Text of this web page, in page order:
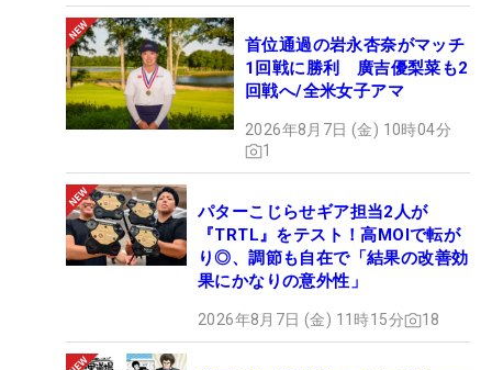
首位通過の岩永杏奈がマッチ
1回戦に勝利 廣吉優梨菜も2
回戦へ/全米女子アマ
2026年8月7日 (金) 10時04分
1
パターこじらせギア担当2人が
『TRTL』をテスト！高MOIで転が
り◎、調節も自在で「結果の改善効
果にかなりの意外性」
2026年8月7日 (金) 11時15分 18